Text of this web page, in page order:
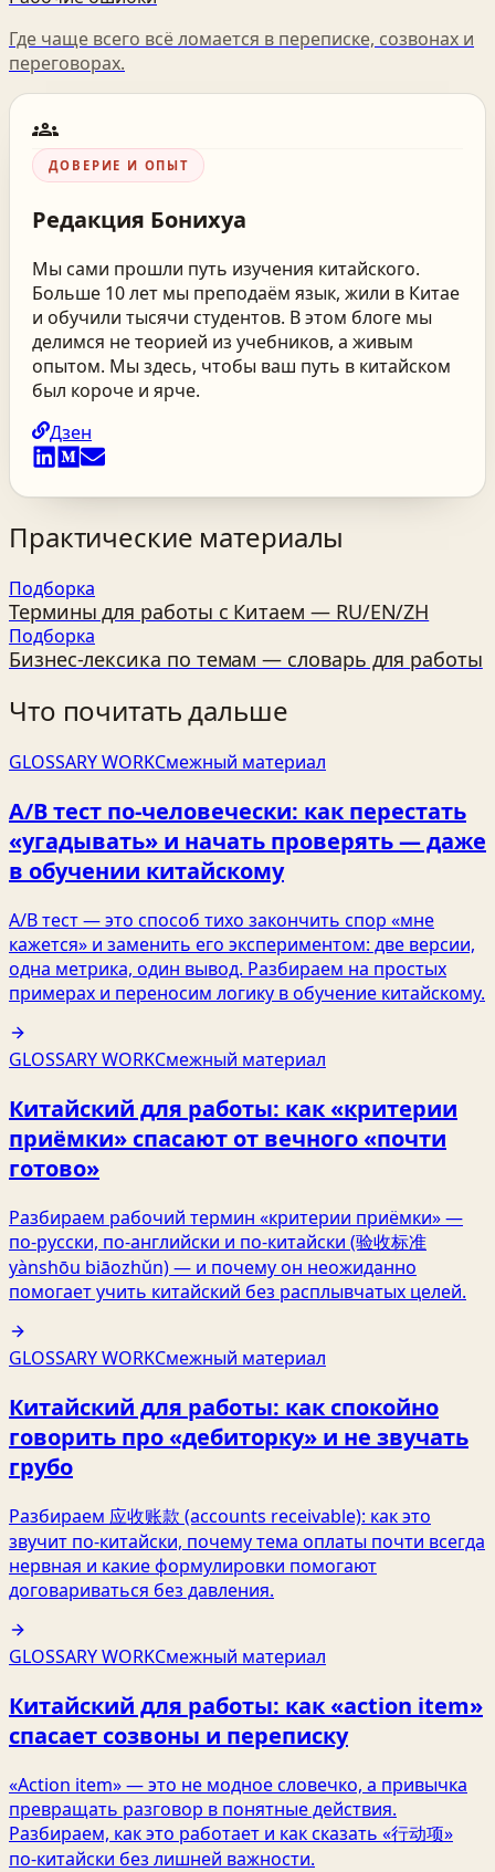
Где чаще всего всё ломается в переписке, созвонах и
переговорах.
groups
ДОВЕРИЕ И ОПЫТ
Редакция Бонихуа
Мы сами прошли путь изучения китайского.
Больше 10 лет мы преподаём язык, жили в Китае
и обучили тысячи студентов. В этом блоге мы
делимся не теорией из учебников, а живым
опытом. Мы здесь, чтобы ваш путь в китайском
был короче и ярче.
Дзен
Практические материалы
Подборка
Термины для работы с Китаем — RU/EN/ZH
Подборка
Бизнес‑лексика по темам — словарь для работы
Что почитать дальше
GLOSSARY WORKСмежный материал
A/B тест по‑человечески: как перестать
«угадывать» и начать проверять — даже
в обучении китайскому
A/B тест — это способ тихо закончить спор «мне
кажется» и заменить его экспериментом: две версии,
одна метрика, один вывод. Разбираем на простых
примерах и переносим логику в обучение китайскому.
GLOSSARY WORKСмежный материал
Китайский для работы: как «критерии
приёмки» спасают от вечного «почти
готово»
Разбираем рабочий термин «критерии приёмки» —
по‑русски, по‑английски и по‑китайски (验收标准
yànshōu biāozhǔn) — и почему он неожиданно
помогает учить китайский без расплывчатых целей.
GLOSSARY WORKСмежный материал
Китайский для работы: как спокойно
говорить про «дебиторку» и не звучать
грубо
Разбираем 应收账款 (accounts receivable): как это
звучит по‑китайски, почему тема оплаты почти всегда
нервная и какие формулировки помогают
договариваться без давления.
GLOSSARY WORKСмежный материал
Китайский для работы: как «action item»
спасает созвоны и переписку
«Action item» — это не модное словечко, а привычка
превращать разговор в понятные действия.
Разбираем, как это работает и как сказать «行动项»
по‑китайски без лишней важности.